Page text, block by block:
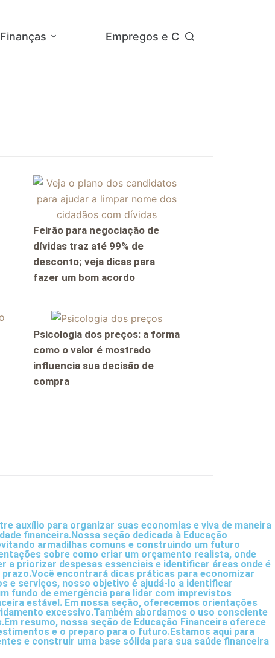
Empregos e Concursos
Feirão para negociação de
dívidas traz até 99% de
desconto; veja dicas para
fazer um bom acordo
Psicologia dos preços: a forma
como o valor é mostrado
influencia sua decisão de
compra
auxílio para organizar suas economias e viva de maneira
financeira.Nossa seção dedicada à Educação
armadilhas comuns e construindo um futuro
sobre como criar um orçamento realista, onde
a priorizar despesas essenciais e identificar áreas onde é
encontrará dicas práticas para economizar
e serviços, nosso objetivo é ajudá-lo a identificar
fundo de emergência para lidar com imprevistos
estável. Em nossa seção, oferecemos orientações
excessivo.Também abordamos o uso consciente
resumo, nossa seção de Educação Financeira oferece
e o preparo para o futuro.Estamos aqui para
e construir uma base sólida para sua saúde financeira